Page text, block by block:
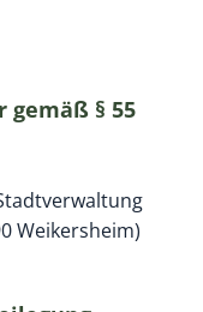
§ 55
Weikersheim)